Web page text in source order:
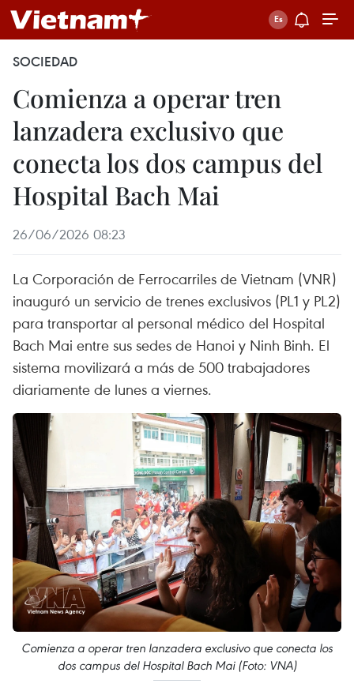
SOCIEDAD
Comienza a operar tren
lanzadera exclusivo que
conecta los dos campus del
Hospital Bach Mai
26/06/2026 08:23
La Corporación de Ferrocarriles de Vietnam (VNR)
inauguró un servicio de trenes exclusivos (PL1 y PL2)
para transportar al personal médico del Hospital
Bach Mai entre sus sedes de Hanoi y Ninh Binh. El
sistema movilizará a más de 500 trabajadores
diariamente de lunes a viernes.
Comienza a operar tren lanzadera exclusivo que conecta los
dos campus del Hospital Bach Mai (Foto: VNA)